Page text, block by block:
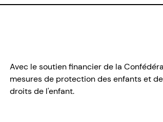
Avec le soutien financier de la
mesures de protection des enfants et
droits de l'enfant.